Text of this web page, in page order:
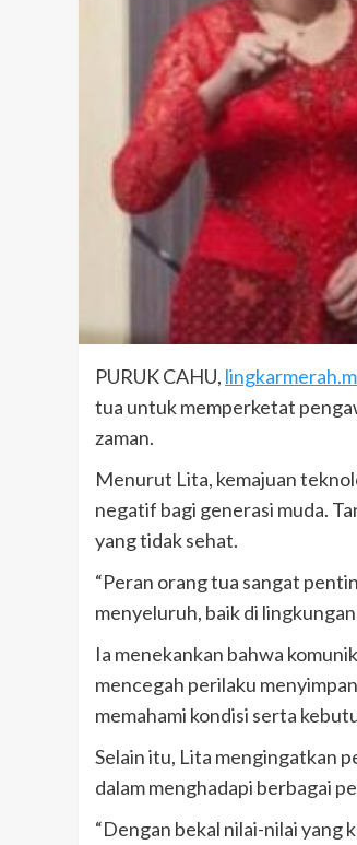
PURUK CAHU,
tua untuk memperketat
zaman.
Menurut Lita, kemajuan
negatif bagi generasi muda.
yang tidak sehat.
“Peran orang tua sangat
menyeluruh, baik di
Ia menekankan bahwa
mencegah perilaku
memahami kondisi serta
Selain itu, Lita mengingatkan
dalam menghadapi berbagai
“Dengan bekal nilai-nilai yang